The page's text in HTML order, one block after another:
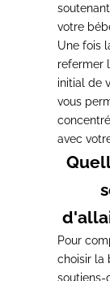
votre
Une fois
refermer
initial de
vous
avec
Pour
choisir la
soutiens-